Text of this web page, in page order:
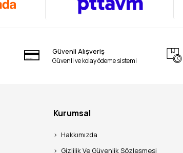
Güvenli Alışveriş
Güvenli ve kolay ödeme sistemi
Kurumsal
Hakkımızda
Gizlilik Ve Güvenlik Sözleşmesi